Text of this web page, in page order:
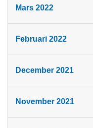
Mars 2022
Februari 2022
December 2021
November 2021